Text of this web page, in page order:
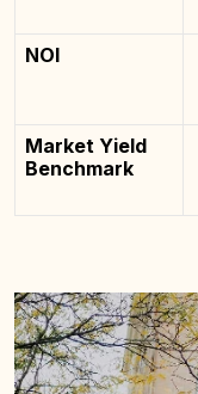
NOI
Market Yield
Benchmark